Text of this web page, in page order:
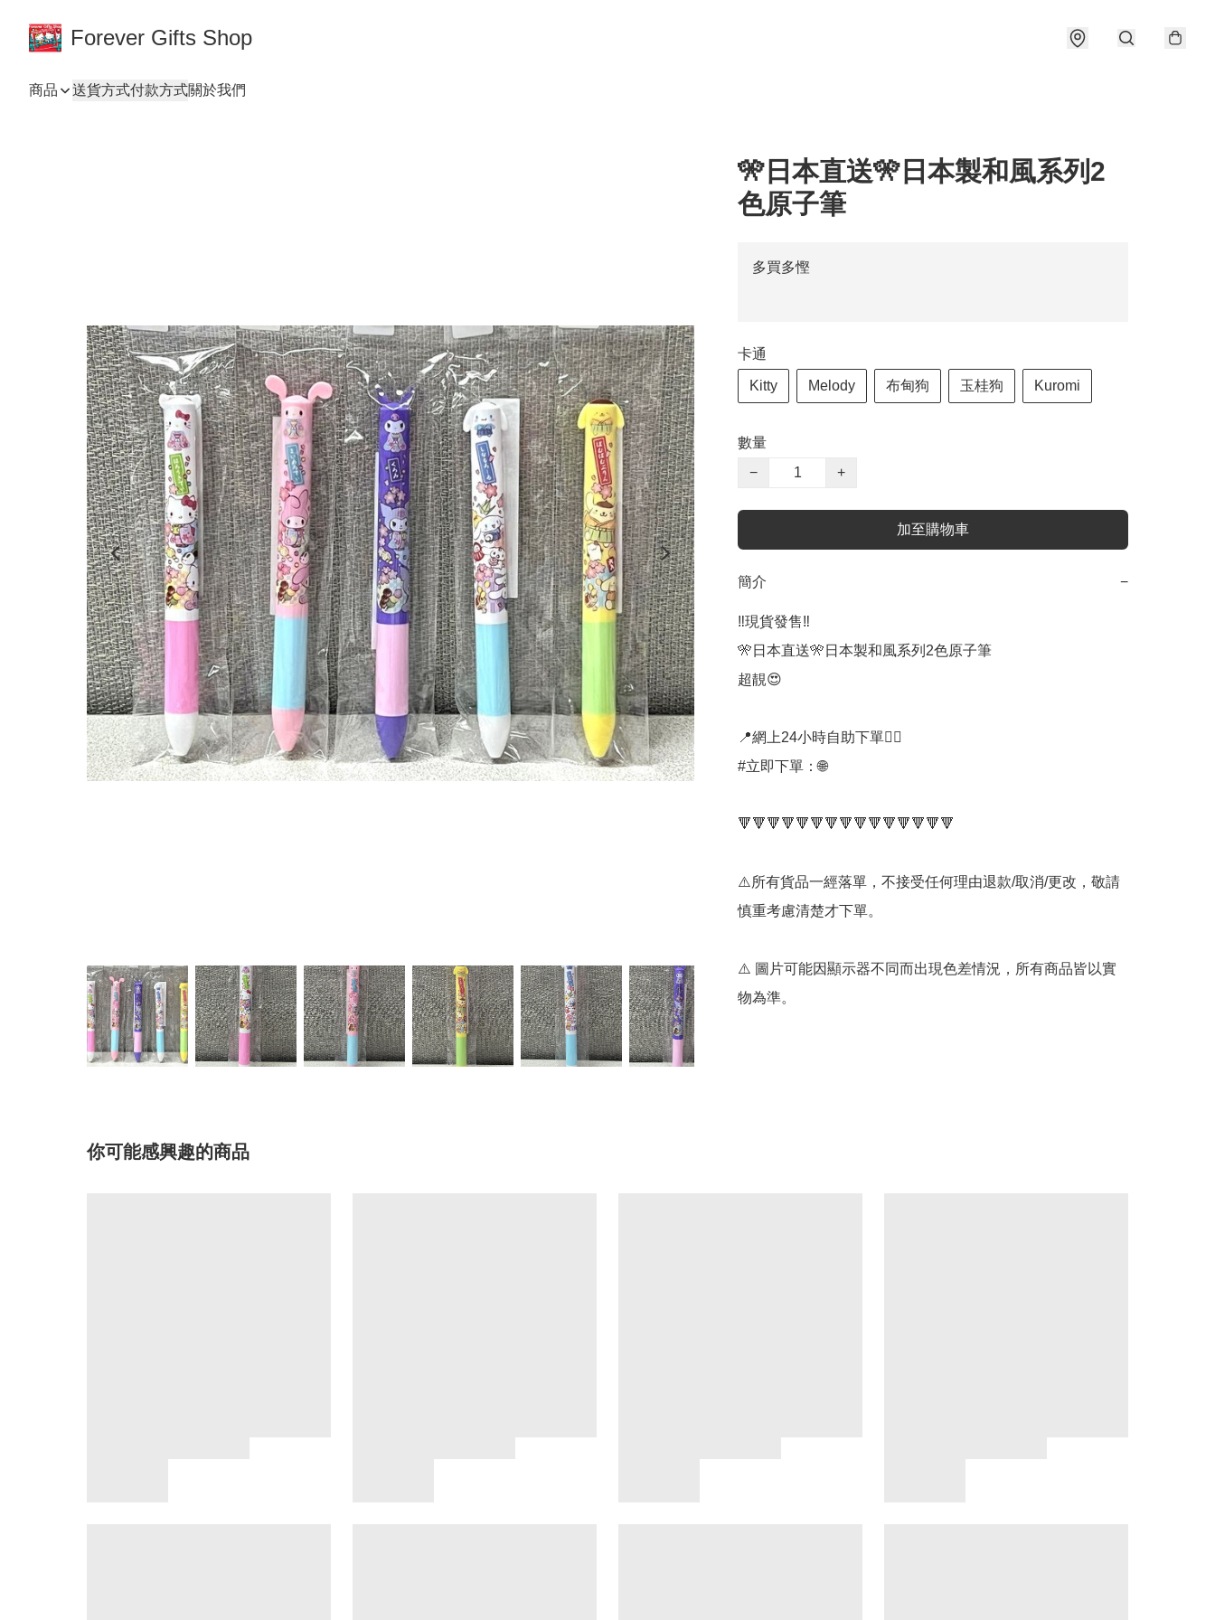
Forever Gifts Shop
商品 送貨方式付款方式關於我們
🎌日本直送🎌日本製和風系列2
色原子筆
多買多慳
卡通
Kitty Melody 布甸狗 玉桂狗 Kuromi
數量
−
+
加至購物車
簡介 −
‼️現貨發售‼️
🎌日本直送🎌日本製和風系列2色原子筆
超靚😍
📍網上24小時自助下單👍🏻
#立即下單：🌐
🔻🔻🔻🔻🔻🔻🔻🔻🔻🔻🔻🔻🔻🔻🔻
⚠️所有貨品一經落單，不接受任何理由退款/取消/更改，敬請
慎重考慮清楚才下單。
⚠️ 圖片可能因顯示器不同而出現色差情況，所有商品皆以實
你可能感興趣的商品